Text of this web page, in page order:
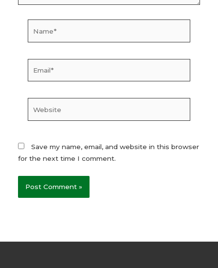
Save my name, email, and website in this browser
for the next time I comment.